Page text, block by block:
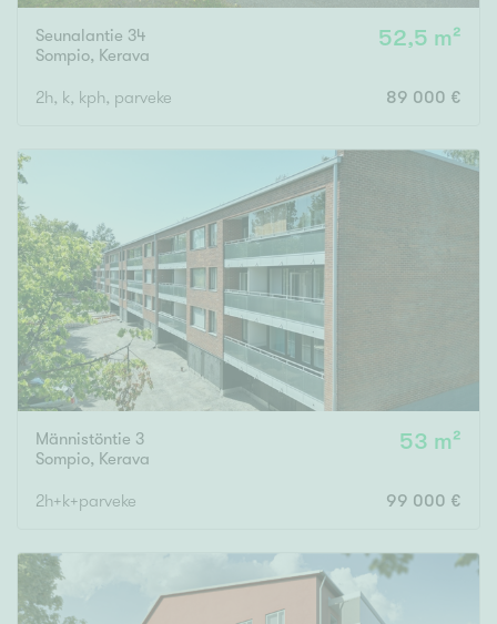
Seunalantie 34
Sompio, Kerava
52,5 m²
2h, k, kph, parveke 89 000 €
Männistöntie 3
Sompio, Kerava
53 m²
2h+k+parveke 99 000 €